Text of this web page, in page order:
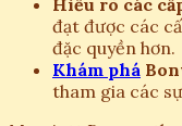
đạt được các
đặc quyền hơn.
Khám phá
tham gia các